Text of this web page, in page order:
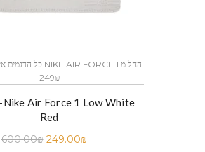
249₪
Red
600.00₪ 249.00₪